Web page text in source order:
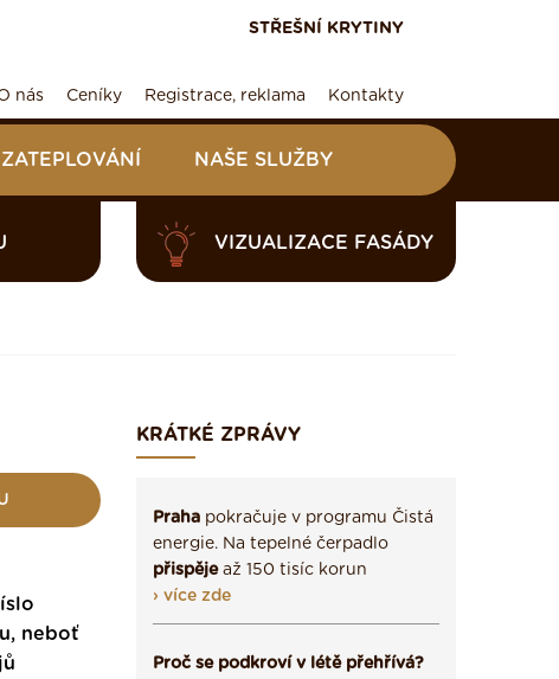
STŘEŠNÍ KRYTINY
nás Ceníky Registrace, reklama Kontakty
NAŠE SLUŽBY
VIZUALIZACE FASÁDY
neboť
KRÁTKÉ ZPRÁVY
Praha pokračuje v programu Čistá
energie. Na tepelné čerpadlo
přispějeaž 150 tisíc korun
› více zde
Proč se podkroví v létě přehřívá?